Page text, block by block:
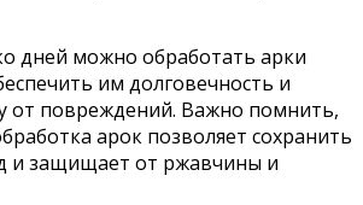
дней можно обработать арки
им долговечность и
от повреждений. Важно помнить,
арок позволяет сохранить
и защищает от ржавчины и